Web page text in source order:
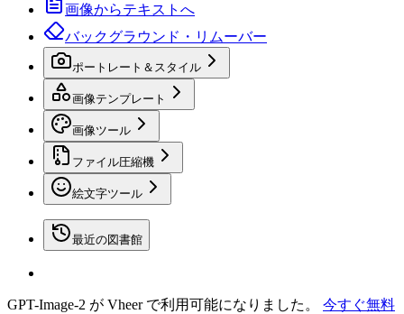
画像からテキストへ
バックグラウンド・リムーバー
ポートレート＆スタイル
画像テンプレート
画像ツール
ファイル圧縮機
絵文字ツール
最近の図書館
GPT-Image-2 が Vheer で利用可能になりました。
今すぐ無料